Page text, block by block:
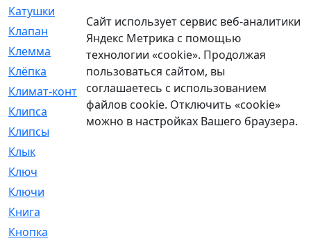
Катушки
Клапан
[375]
Клемма
[5]
Клёпка
[2]
Климат-контроль
[3]
Клипса
[21]
Клипсы
Клык
Ключ
Ключи
Книга
Кнопка
Сайт использует сервис веб-аналитики
Яндекс Метрика с помощью
технологии «cookie». Продолжая
пользоваться сайтом, вы
соглашаетесь с использованием
файлов cookie. Отключить «cookie»
можно в настройках Вашего браузера.